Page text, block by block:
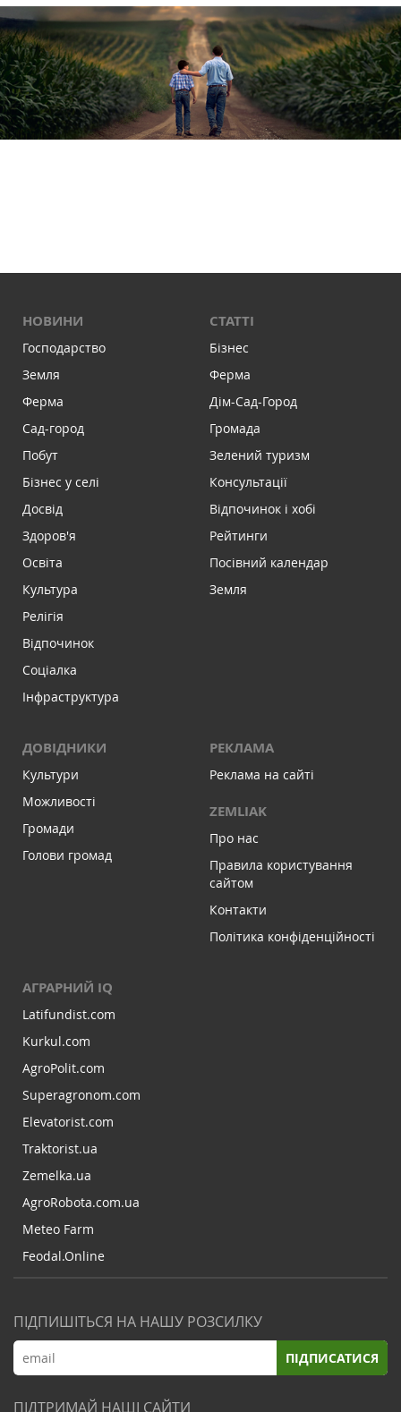
НОВИНИ
Господарство
Земля
Ферма
Сад-город
Побут
Бізнес у селі
Досвід
Здоров'я
Освіта
Культура
Релігія
Відпочинок
Соціалка
Інфраструктура
СТАТТІ
Бізнес
Ферма
Дім-Сад-Город
Громада
Зелений туризм
Консультації
Відпочинок і хобі
Рейтинги
Посівний календар
Земля
ДОВІДНИКИ
Культури
Можливості
Громади
Голови громад
РЕКЛАМА
Реклама на сайті
ZEMLIAK
Про нас
Правила користування
сайтом
Контакти
Політика конфіденційності
АГРАРНИЙ IQ
Latifundist.com
Kurkul.com
AgroPolit.com
Superagronom.com
Elevatorist.com
Traktorist.ua
Zemelka.ua
AgroRobota.com.ua
Meteo Farm
Feodal.Online
ПІДПИШІТЬСЯ НА НАШУ РОЗСИЛКУ
ПІДПИСАТИСЯ
ПІДТРИМАЙ НАШІ САЙТИ